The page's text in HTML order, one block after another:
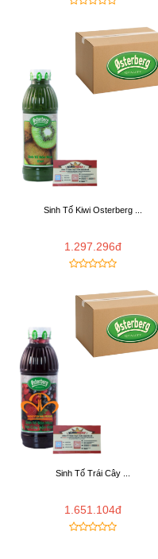
Sinh Tố Kiwi Osterberg ...
1.297.296đ
Sinh Tố Trái Cây ...
1.651.104đ